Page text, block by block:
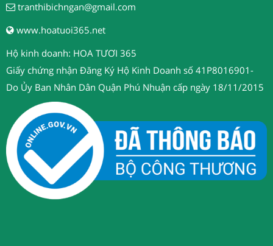
tranthibichngan@gmail.com
www.hoatuoi365.net
Hộ kinh doanh: HOA TƯƠI 365
Giấy chứng nhận Đăng Ký Hộ Kinh Doanh số 41P8016901-
Do Ủy Ban Nhân Dân Quận Phú Nhuận cấp ngày 18/11/2015